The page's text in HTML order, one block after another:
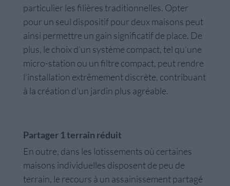
particulier les filières traditionnelles. Opter
pour un seul dispositif pour deux maisons peut
ainsi permettre un gain significatif de place. De
plus, le choix d’un système compact, tel qu’une
micro-station ou un filtre compact, peut rendre
l’installation extrêmement discrète, contribuant
à la création d’un jardin plus agréable.
Partager 1 terrain réduit
En outre, dans les lotissements où certaines
maisons individuelles disposent de peu de
terrain, le recours à un assainissement partagé